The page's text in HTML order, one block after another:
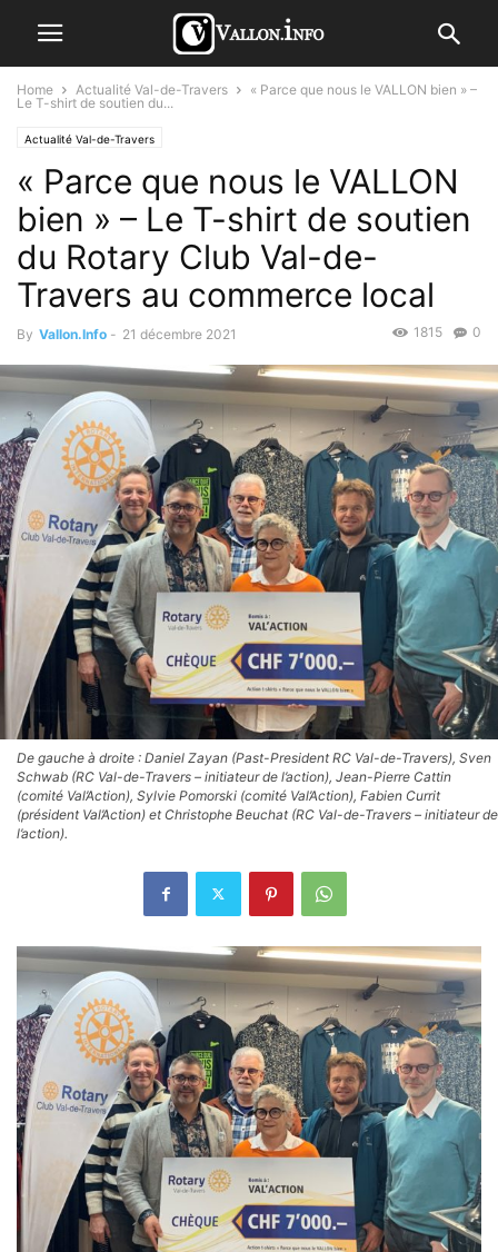
Home Actualité Val-de-Travers
« Parce que nous le VALLON bien » –
Le T-shirt de soutien du...
Actualité Val-de-Travers
« Parce que nous le VALLON
bien » – Le T-shirt de soutien
du Rotary Club Val-de-
Travers au commerce local
By Vallon.Info - 21 décembre 2021 0
1815
De gauche à droite : Daniel Zayan (Past-President RC Val-de-Travers), Sven
Schwab (RC Val-de-Travers – initiateur de l’action), Jean-Pierre Cattin
(comité Val’Action), Sylvie Pomorski (comité Val’Action), Fabien Currit
(président Val’Action) et Christophe Beuchat (RC Val-de-Travers – initiateur de
l’action).